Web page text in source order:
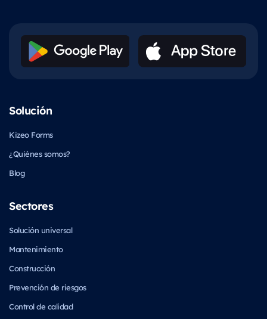
Solución
Kizeo Forms
¿Quiénes somos?
Blog
Sectores
Solución universal
Mantenimiento
Construcción
Prevención de riesgos
Control de calidad